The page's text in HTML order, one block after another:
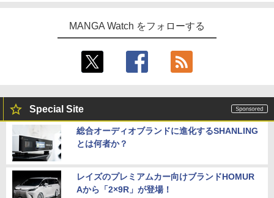
MANGA Watch をフォローする
Special Site
総合オーディオブランドに進化するSHANLING
とは何者か？
レイズのプレミアムカー向けブランドHOMUR
Aから「2×9R」が登場！